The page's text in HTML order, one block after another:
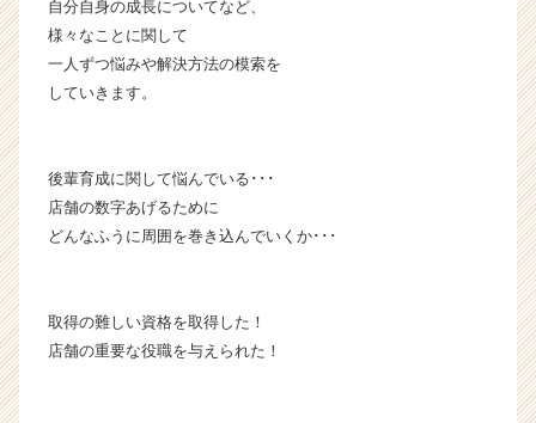
ト
ャ
リ
（C
e
r
自分自身の成長についてなど、
様々なことに関して
一人ずつ悩みや解決方法の模索を
していきます。
後輩育成に関して悩んでいる･･･
店舗の数字あげるために
どんなふうに周囲を巻き込んでいくか･･･
取得の難しい資格を取得した！
店舗の重要な役職を与えられた！